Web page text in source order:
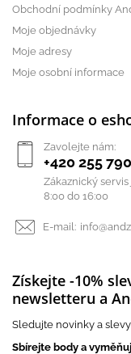
Obchodní podmínky
Moje objednávky
Moje adresy
Moje osobní informace
Informace o
Zavolejte nám:
+420 255
Zákaznický
8:00 do 16:00
E-mail:
Získejte -10%
newsletteru a
Sledujte novinky a slevy
Sbírejte body a